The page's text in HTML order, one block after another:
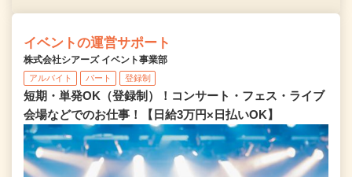
イベントの運営サポート
株式会社シアーズ イベント事業部
アルバイト パート 登録制
短期・単発OK（登録制）！コンサート・フェス・ライブ
会場などでのお仕事！【日給3万円×日払いOK】